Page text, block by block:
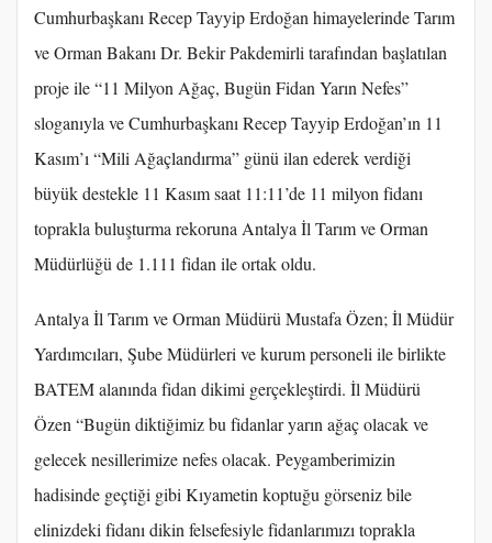
Cumhurbaşkanı Recep Tayyip Erdoğan himayelerinde Tarım
ve Orman Bakanı Dr. Bekir Pakdemirli tarafından başlatılan
proje ile “11 Milyon Ağaç, Bugün Fidan Yarın Nefes”
sloganıyla ve Cumhurbaşkanı Recep Tayyip Erdoğan’ın 11
Kasım’ı “Mili Ağaçlandırma” günü ilan ederek verdiği
büyük destekle 11 Kasım saat 11:11’de 11 milyon fidanı
toprakla buluşturma rekoruna Antalya İl Tarım ve Orman
Müdürlüğü de 1.111 fidan ile ortak oldu.
Antalya İl Tarım ve Orman Müdürü Mustafa Özen; İl Müdür
Yardımcıları, Şube Müdürleri ve kurum personeli ile birlikte
BATEM alanında fidan dikimi gerçekleştirdi. İl Müdürü
Özen “Bugün diktiğimiz bu fidanlar yarın ağaç olacak ve
gelecek nesillerimize nefes olacak. Peygamberimizin
hadisinde geçtiği gibi Kıyametin koptuğu görseniz bile
elinizdeki fidanı dikin felsefesiyle fidanlarımızı toprakla